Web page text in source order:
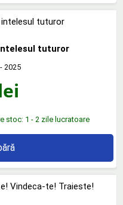
tuturor
2025
stoc: 1 - 2 zile lucratoare